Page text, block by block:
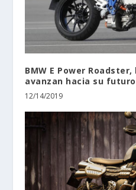
BMW E Power
avanzan hacia su futuro
12/14/2019